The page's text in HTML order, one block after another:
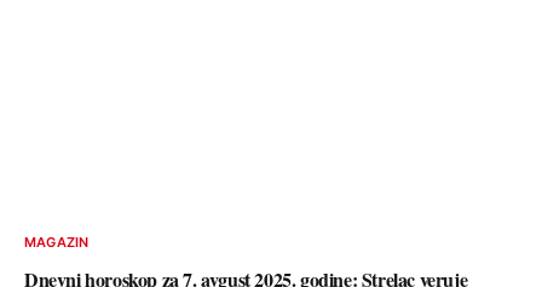
MAGAZIN
Dnevni horoskop za 7. avgust 2025. godine: Strelac veruje